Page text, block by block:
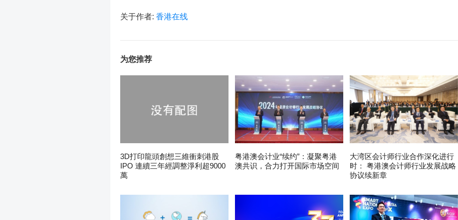
关于作者: 香港在线
为您推荐
3D打印龍頭創想三維衝刺港股
IPO 連續三年經調整淨利超9000
萬
粤港澳会计业“续约”：凝聚粤港
澳共识，合力打开国际市场空间
大湾区会计师行业合作深化进行
时： 粤港澳会计师行业发展战略
协议续新章